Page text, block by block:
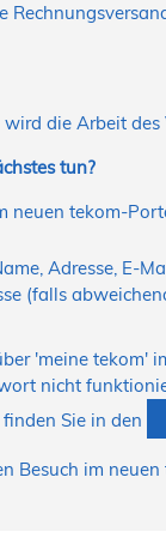
die Arbeit
tun?
neuen tekom-
Adresse, E-
(falls
'meine tekom'
nicht
Sie in den
Besuch im